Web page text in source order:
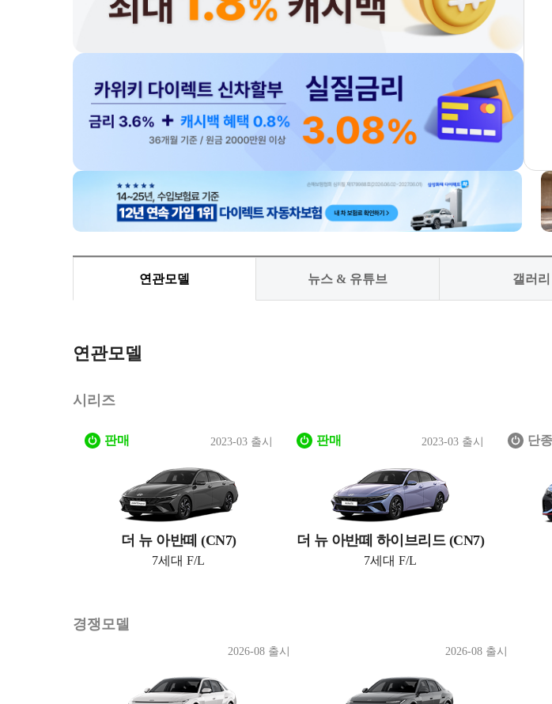
연관모델 뉴스 & 유튜브 갤러리
연관모델
시리즈
판매
더 뉴 아반떼 (CN7)
2023-03 출시
7세대 F/L
판매
더 뉴 아반떼 하이브리드 (CN7)
2023-03 출시
7세대 F/L
단종
경쟁모델
2026-08 출시 2026-08 출시